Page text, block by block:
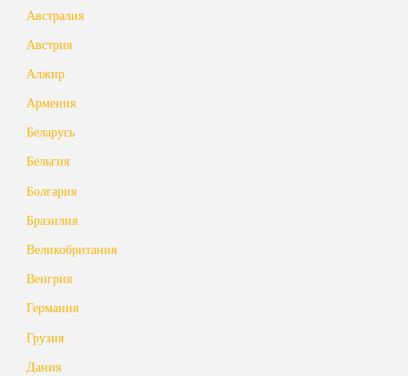
Австралия
Австрия
Алжир
Армения
Беларусь
Бельгия
Болгария
Бразилия
Великобритания
Венгрия
Германия
Грузия
Дания